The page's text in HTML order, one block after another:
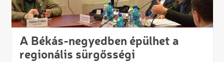
A Békás-negyedben épülhet a
regionális sürgősségi